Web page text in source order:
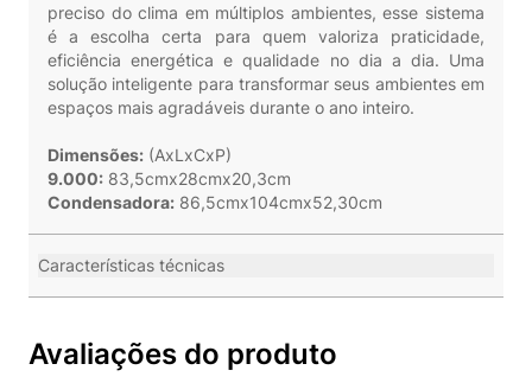
preciso do clima em múltiplos ambientes, esse sistema
é a escolha certa para quem valoriza praticidade,
eficiência energética e qualidade no dia a dia. Uma
solução inteligente para transformar seus ambientes em
espaços mais agradáveis durante o ano inteiro.
Dimensões: (AxLxCxP)
9.000: 83,5cmx28cmx20,3cm
Condensadora: 86,5cmx104cmx52,30cm
Características técnicas
Avaliações do produto